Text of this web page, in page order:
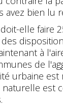
avez bien lu
elle faire
à
de
urbaine
est